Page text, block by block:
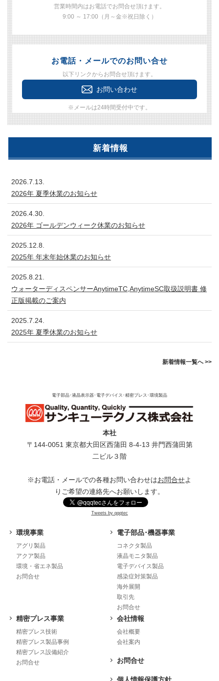
営業時間内はお電話でお問合せ頂けます。
9:00 ～ 17:00（月～金※祝日除く）
お電話・メールでのお問い合せ
以下リンクからお問合せ頂けます。
お問い合わせ
※メールは24時間受付中です。
新着情報
2026.7.13.
2026年 夏季休業のお知らせ
2026.4.30.
2026年 ゴールデンウィーク休業のお知らせ
2025.12.8.
2025年 年末年始休業のお知らせ
2025.8.21.
ウォーターディスペンサーAnytimeTC,AnytimeSC取扱説明書 修
正版掲載のご案内
2025.7.24.
2025年 夏季休業のお知らせ
新着情報一覧へ >>
電子部品･液晶表示器･電子デバイス･精密プレス･環境製品
本社
〒144-0051 東京都⼤⽥区⻄蒲⽥ 8-4-13 井⾨⻄蒲⽥第
⼆ビル３階
※お電話・メールでの各種お問い合わせはお問合せよ
りご希望の連絡先へお願いします。
Tweets by qqqtec
環境事業
アグリ製品
アクア製品
環境・省エネ製品
お問合せ
電子部品･機器事業
コネクタ製品
液晶モニタ製品
電子デバイス製品
感染症対策製品
海外展開
取引先
お問合せ
精密プレス事業
精密プレス技術
精密プレス製品事例
精密プレス設備紹介
お問合せ
会社情報
会社概要
会社案内
お問合せ